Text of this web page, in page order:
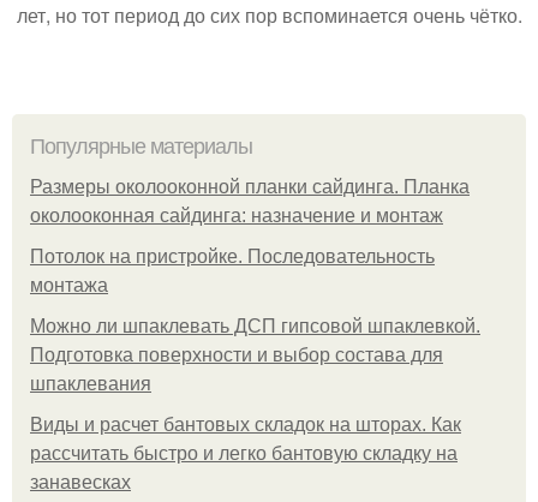
лет, но тот период до сих пор вспоминается очень чётко.
Популярные материалы
Размеры околооконной планки сайдинга. Планка
околооконная сайдинга: назначение и монтаж
Потолок на пристройке. Последовательность
монтажа
Можно ли шпаклевать ДСП гипсовой шпаклевкой.
Подготовка поверхности и выбор состава для
шпаклевания
Виды и расчет бантовых складок на шторах. Как
рассчитать быстро и легко бантовую складку на
занавесках